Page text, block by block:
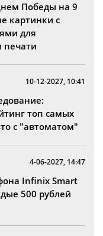
Победы на 9
картинки с
для
печати
10-12-2027, 10:41
топ самых
с "автоматом"
4-06-2027, 14:47
Infinix Smart
500 рублей